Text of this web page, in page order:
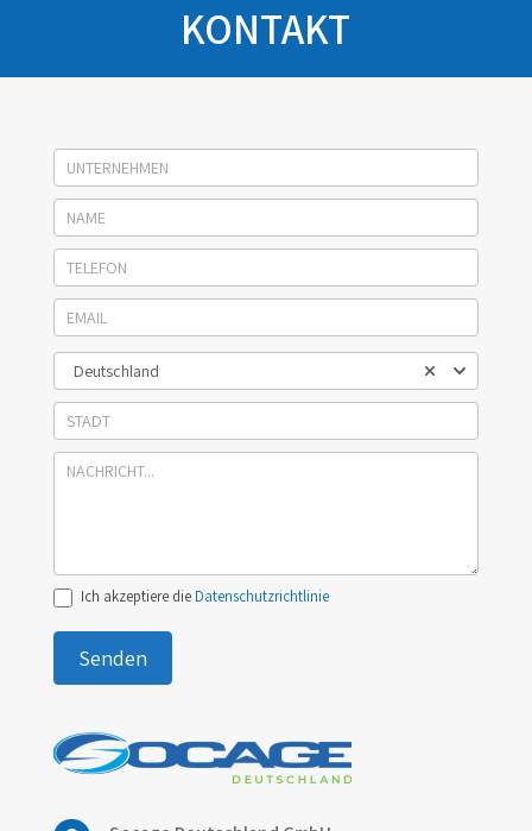
KONTAKT
Socage
kontakt
Deutschland
Ich akzeptiere die Datenschutzrichtlinie
Senden